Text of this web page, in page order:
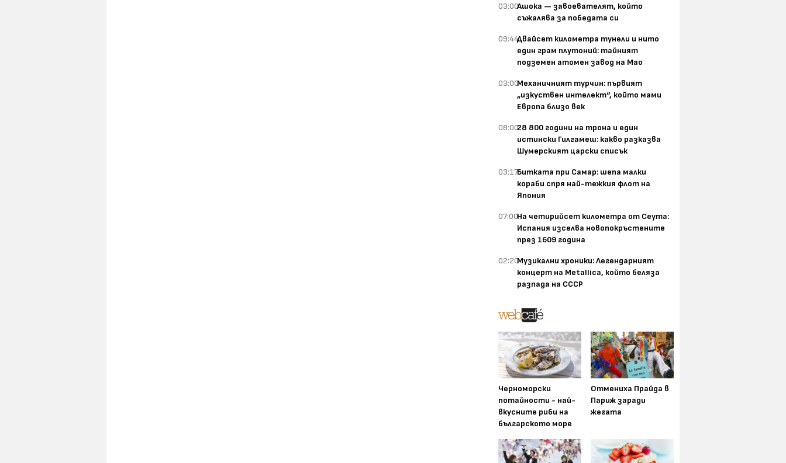
03:00Ашока — завоевателят, който
съжалява за победата си
09:44Двайсет километра тунели и нито
един грам плутоний: тайният
подземен атомен завод на Мао
03:00Механичният турчин: първият
„изкуствен интелект“, който мами
Европа близо век
08:0028 800 години на трона и един
истински Гилгамеш: какво разказва
Шумерският царски списък
03:17Битката при Самар: шепа малки
кораби спря най-тежкия флот на
Япония
07:00На четирийсет километра от Сеута:
Испания изселва новопокръстените
през 1609 година
02:20Музикални хроники: Легендарният
концерт на Metallica, който беляза
разпада на СССР
Черноморски
потайности - най-
вкусните риби на
българското море
Отмениха Прайда в
Париж заради
жегата